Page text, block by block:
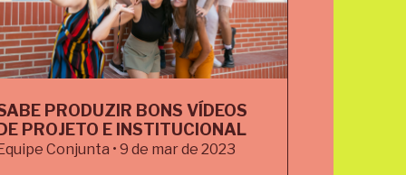
PRODUZIR BONS VÍDEOS
PROJETO E INSTITUCIONAL
Conjunta • 9 de mar de 2023